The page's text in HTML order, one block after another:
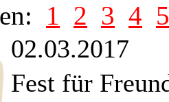
1 2 3 4 5
02.03.2017
Fest für